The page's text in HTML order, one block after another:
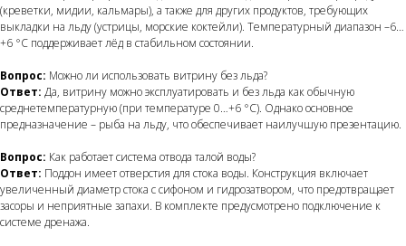
(креветки, мидии, кальмары), а также для других продуктов, требующих
выкладки на льду (устрицы, морские коктейли). Температурный диапазон –6…
+6 °C поддерживает лёд в стабильном состоянии.
Вопрос: Можно ли использовать витрину без льда?
Ответ: Да, витрину можно эксплуатировать и без льда как обычную
среднетемпературную (при температуре 0…+6 °C). Однако основное
предназначение – рыба на льду, что обеспечивает наилучшую презентацию.
Вопрос: Как работает система отвода талой воды?
Ответ: Поддон имеет отверстия для стока воды. Конструкция включает
увеличенный диаметр стока с сифоном и гидрозатвором, что предотвращает
засоры и неприятные запахи. В комплекте предусмотрено подключение к
системе дренажа.